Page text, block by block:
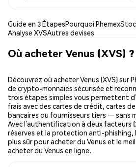
Guide en 3 ÉtapesPourquoi Phemex
Analyse XVSAutres devises
Où acheter Venus (XVS) ?
Découvrez où acheter Venus (XVS) sur
de crypto-monnaies sécurisée et
trois étapes simples vous permettent
frais avec des cartes de crédit, cartes
bancaires ou fournisseurs tiers — sans
Avec l’authentification à deux facteurs
réserves et la protection anti-phishing,
plus sûr pour acheter du Venus et le
acheter du Venus en ligne.